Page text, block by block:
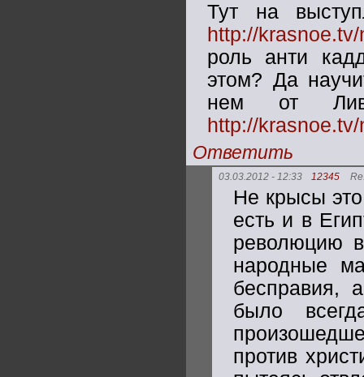
Тут на
http://
роль анти
этом? Да
нем от
http://
Ответить
03.03.2012 - 12:33 12345
Не крысы
есть и в
революцию
народные
бесправия,
было
против